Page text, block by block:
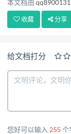
本文档由
收藏 分享
给文档打分
您好可以输入 255 个